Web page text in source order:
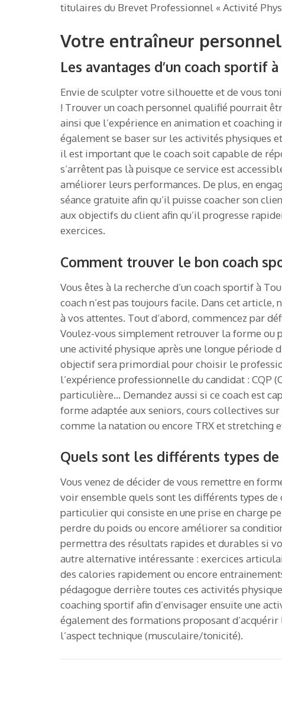
titulaires du Brevet Professionnel « Activité
Votre entraîneur
Les avantages d’un coach sportif
Envie de sculpter votre silhouette et de vous
! Trouver un coach personnel qualifié pourrait
ainsi que l’expérience en animation et
également se baser sur les activités physiques
il est important que le coach soit capable de
s’arrêtent pas là puisque ce service est
améliorer leurs performances. De plus, en
séance gratuite afin qu’il puisse coacher son
aux objectifs du client afin qu’il progresse
exercices.
Comment trouver le bon coach
Vous êtes à la recherche d’un coach sportif à
coach n’est pas toujours facile. Dans cet
à vos attentes. Tout d’abord, commencez par
Voulez-vous simplement retrouver la forme ou
une activité physique après une longue période
objectif sera primordial pour choisir le
l’expérience professionnelle du candidat :
particulière… Demandez aussi si ce coach est
forme adaptée aux seniors, cours collectives
comme la natation ou encore TRX et stretching
Quels sont les différents types de
Vous venez de décider de vous remettre en
voir ensemble quels sont les différents types
particulier qui consiste en une prise en charge
perdre du poids ou encore améliorer sa
permettra des résultats rapides et durables si
autre alternative intéressante : exercices
des calories rapidement ou encore
pédagogue derrière toutes ces activités
coaching sportif afin d’envisager ensuite une
également des formations proposant
l’aspect technique (musculaire/tonicité).